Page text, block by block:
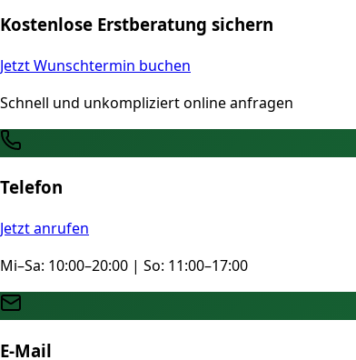
Kostenlose Erstberatung sichern
Jetzt Wunschtermin buchen
Schnell und unkompliziert online anfragen
Telefon
Jetzt anrufen
Mi–Sa: 10:00–20:00 | So: 11:00–17:00
E-Mail